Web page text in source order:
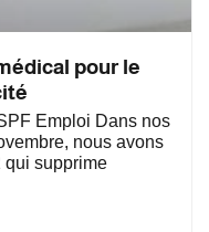
pour le
Emploi Dans nos
nous avons
qui supprime